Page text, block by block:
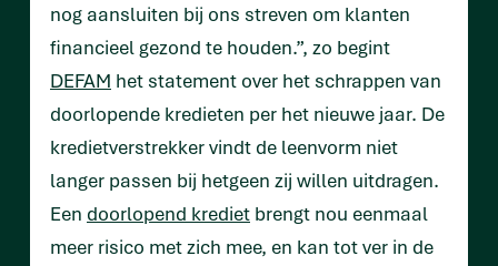
nog aansluiten bij ons streven om klanten
financieel gezond te houden.”, zo begint
DEFAM het statement over het schrappen van
doorlopende kredieten per het nieuwe jaar. De
kredietverstrekker vindt de leenvorm niet
langer passen bij hetgeen zij willen uitdragen.
Een doorlopend krediet brengt nou eenmaal
meer risico met zich mee, en kan tot ver in de